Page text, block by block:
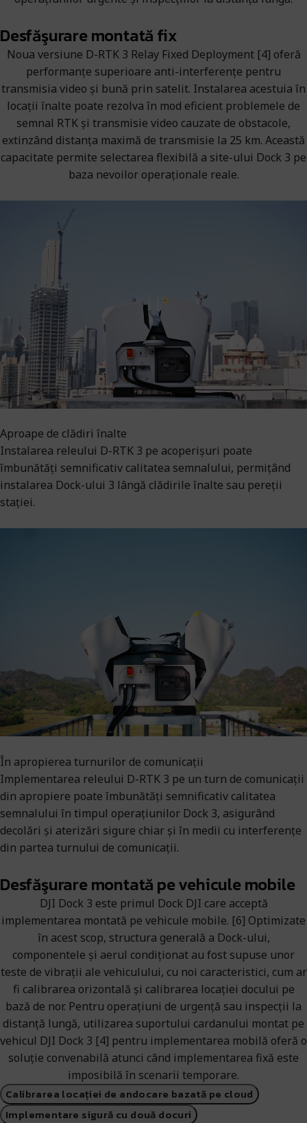
Desfăşurare montată fix
Noua versiune D-RTK 3 Relay Fixed Deployment [4] oferă
performanțe superioare anti-interferențe pentru
transmisia video și bună prin satelit. Instalarea acestuia în
locații înalte poate rezolva în mod eficient problemele de
semnal RTK și transmisie video cauzate de obstacole,
extinzând distanța maximă de transmisie la 25 km. Această
capacitate permite selectarea flexibilă a site-ului Dock 3 pe
baza nevoilor operaționale reale.
Aproape de clădiri înalte
Instalarea releului D-RTK 3 pe acoperișuri poate
îmbunătăți semnificativ calitatea semnalului, permițând
instalarea Dock-ului 3 lângă clădirile înalte sau pereții
stației.
În apropierea turnurilor de comunicații
Implementarea releului D-RTK 3 pe un turn de comunicații
din apropiere poate îmbunătăți semnificativ calitatea
semnalului în timpul operațiunilor Dock 3, asigurând
decolări și aterizări sigure chiar și în medii cu interferențe
din partea turnului de comunicații.
Desfăşurare montată pe vehicule mobile
DJI Dock 3 este primul Dock DJI care acceptă
implementarea montată pe vehicule mobile. [6] Optimizate
în acest scop, structura generală a Dock-ului,
componentele și aerul condiționat au fost supuse unor
teste de vibrații ale vehiculului, cu noi caracteristici, cum ar
fi calibrarea orizontală și calibrarea locației docului pe
bază de nor. Pentru operațiuni de urgență sau inspecții la
distanță lungă, utilizarea suportului cardanului montat pe
vehicul DJI Dock 3 [4] pentru implementarea mobilă oferă o
soluție convenabilă atunci când implementarea fixă ​​este
imposibilă în scenarii temporare.
Calibrarea locației de andocare bazată pe cloud
Implementare sigură cu două docuri